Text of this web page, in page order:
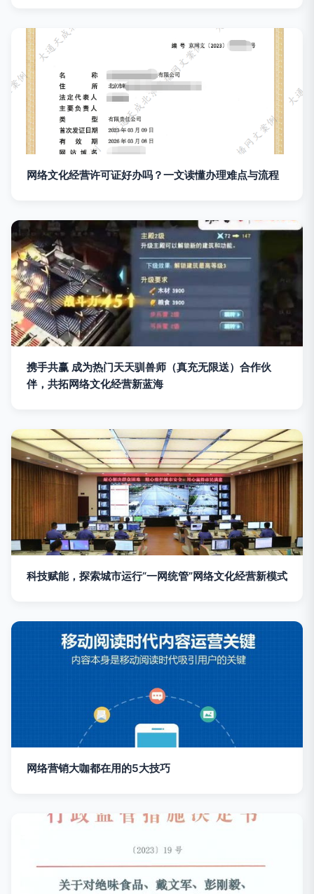
网络文化经营许可证好办吗？一文读懂办理难点与流程
携手共赢 成为热门天天驯兽师（真充无限送）合作伙
伴，共拓网络文化经营新蓝海
科技赋能，探索城市运行“一网统管”网络文化经营新模式
网络营销大咖都在用的5大技巧